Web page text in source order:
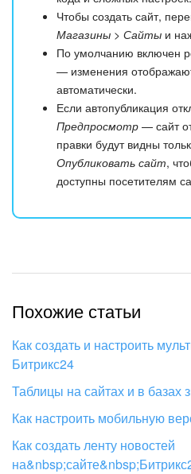
Чтобы создать сайт,
Магазины > Сайты и
По умолчанию включен
— изменения
автоматически.
Если автопубликация
Предпросмотр — сайт
правки будут видны
Опубликовать сайт,
доступны посетителям
Похожие статьи
Как создать и настроить
Битрикс24
Таблицы на сайтах и в базах
Как настроить мобильную
Как создать ленту новостей